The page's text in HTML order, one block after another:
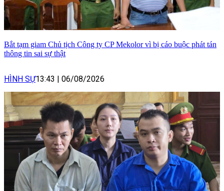
Bắt tạm giam Chủ tịch Công ty CP Mekolor vì bị cáo buộc phát tán
thông tin sai sự thật
HÌNH SỰ13:43 | 06/08/2026